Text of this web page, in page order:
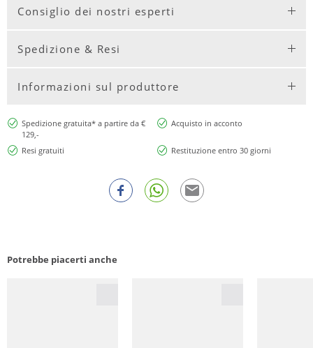
Consiglio dei nostri esperti
Spedizione & Resi
Informazioni sul produttore
Spedizione gratuita* a partire da €
129,-
Acquisto in acconto
Resi gratuiti Restituzione entro 30 giorni
Potrebbe piacerti anche